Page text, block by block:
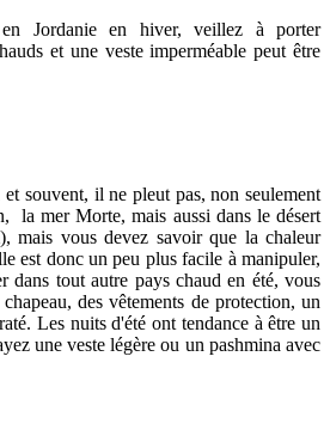
Jordanie en hiver, veillez à porter
et une veste imperméable peut être
souvent, il ne pleut pas, non seulement
la mer Morte, mais aussi dans le désert
mais vous devez savoir que la chaleur
est donc un peu plus facile à manipuler,
dans tout autre pays chaud en été, vous
des vêtements de protection, un
Les nuits d'été ont tendance à être un
une veste légère ou un pashmina avec